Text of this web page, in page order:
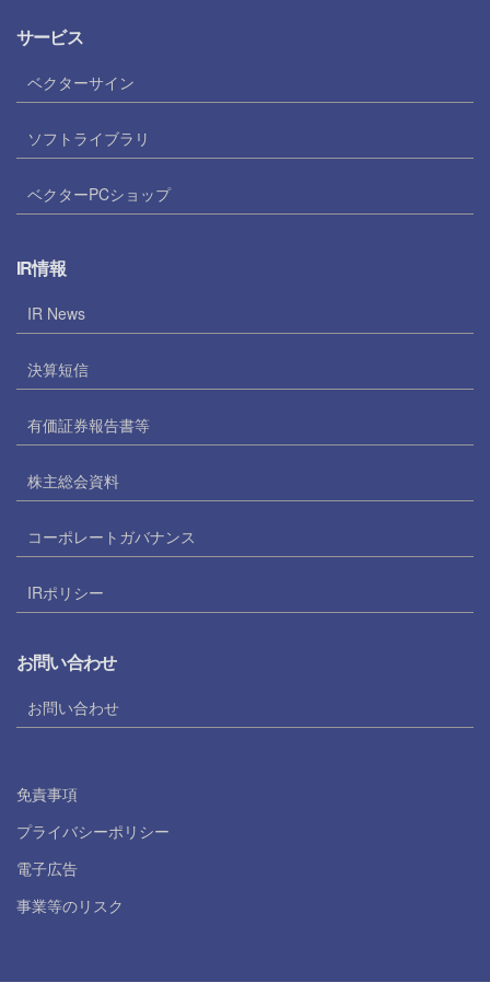
サービス
ベクターサイン
ソフトライブラリ
ベクターPCショップ
IR情報
IR News
決算短信
有価証券報告書等
株主総会資料
コーポレートガバナンス
IRポリシー
お問い合わせ
お問い合わせ
免責事項
プライバシーポリシー
電子広告
事業等のリスク